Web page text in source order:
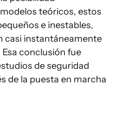
teóricos, estos
e inestables,
casi instantáneamente
conclusión fue
de seguridad
de la puesta en marcha